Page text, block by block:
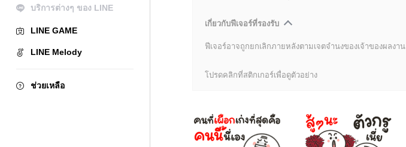
บริการต่างๆ ของ LINE
LINE GAME
LINE Melody
ช่วยเหลือ
เกี่ยวกับฟีเจอร์ที่รองรับ
ฟีเจอร์อาจถูกยกเลิกภายหลังตามเจตจำนงของเจ้าของผลงาน
โปรดคลิกที่สติกเกอร์เพื่อดูตัวอย่าง